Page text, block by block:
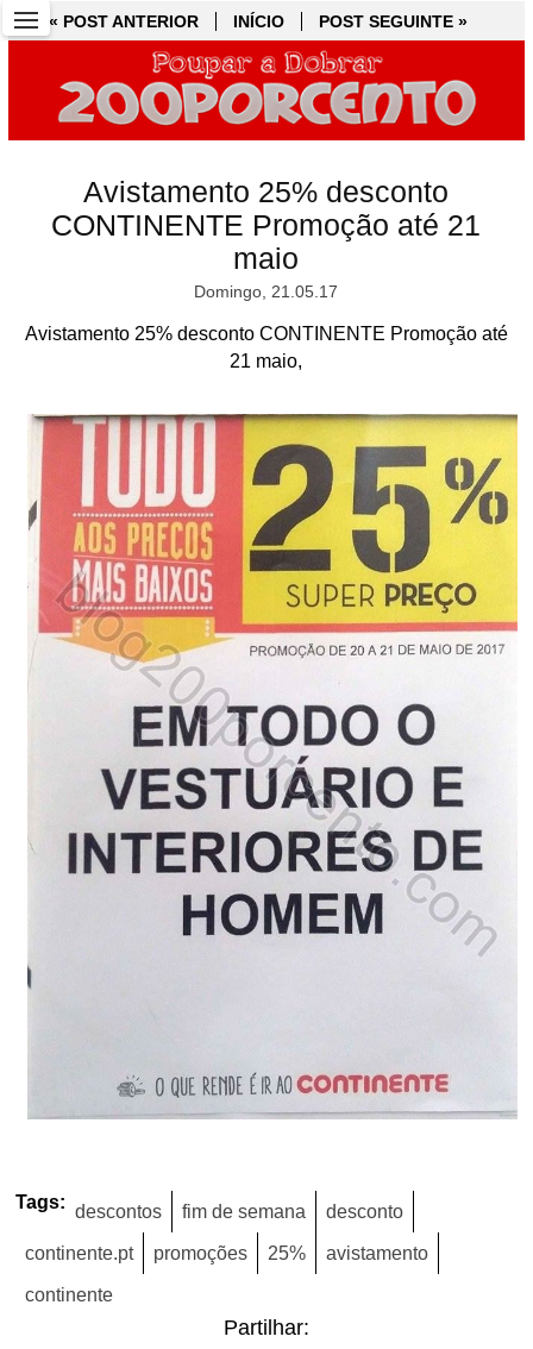
« POST ANTERIOR INÍCIO POST SEGUINTE »
Avistamento 25% desconto
CONTINENTE Promoção até 21
maio
Domingo, 21.05.17
Avistamento 25% desconto CONTINENTE Promoção até
21 maio,
Tags: descontos fim de semana desconto
continente.pt promoções 25% avistamento
continente
Partilhar:
« POST ANTERIOR INÍCIO POST SEGUINTE »